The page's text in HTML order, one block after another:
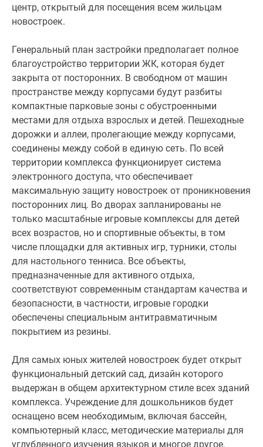
центр, открытый для посещения всем жильцам
новостроек.
Генеральный план застройки предполагает полное
благоустройство территории ЖК, которая будет
закрыта от посторонних. В свободном от машин
пространстве между корпусами будут разбиты
компактные парковые зоны с обустроенными
местами для отдыха взрослых и детей. Пешеходные
дорожки и аллеи, пролегающие между корпусами,
соединены между собой в единую сеть. По всей
территории комплекса функционирует система
электронного доступа, что обеспечивает
максимальную защиту новостроек от проникновения
посторонних лиц. Во дворах запланированы не
только масштабные игровые комплексы для детей
всех возрастов, но и спортивные объекты, в том
числе площадки для активных игр, турники, столы
для настольного тенниса. Все объекты,
предназначенные для активного отдыха,
соответствуют современным стандартам качества и
безопасности, в частности, игровые городки
обеспечены специальным антитравматичным
покрытием из резины.
Для самых юных жителей новостроек будет открыт
функциональный детский сад, дизайн которого
выдержан в общем архитектурном стиле всех зданий
комплекса. Учреждение для дошкольников будет
оснащено всем необходимым, включая бассейн,
компьютерный класс, методические материалы для
углубленного изучения языков и многое другое.